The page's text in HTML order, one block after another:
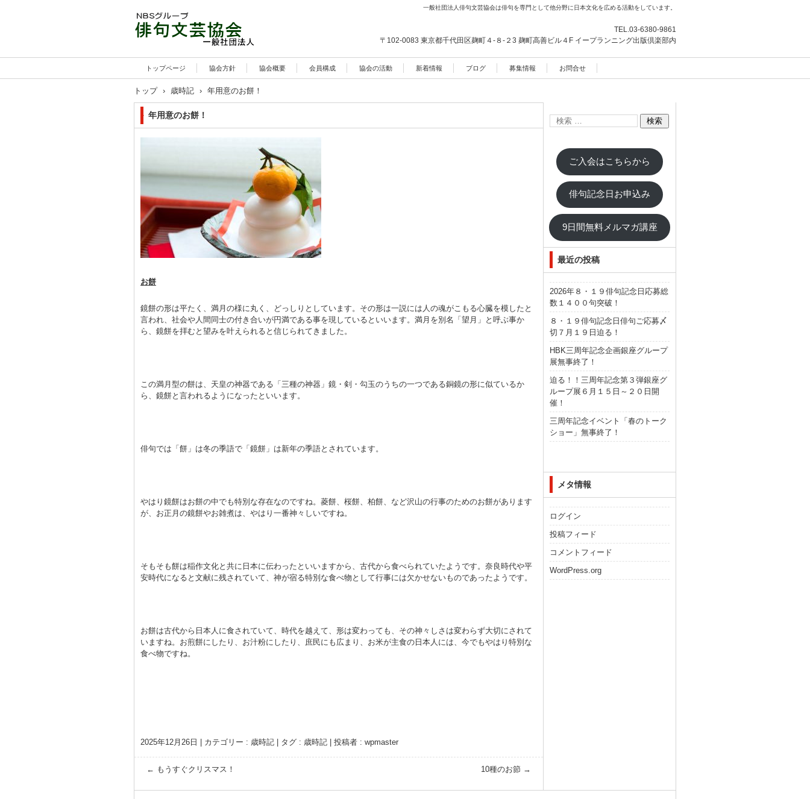
一般社団法人俳句文芸協会は俳句を専門として他分野に日本文化を広める活動をしています。
TEL.03-6380-9861
〒102-0083 東京都千代田区麹町４-８-２3 麹町高善ビル４F イープランニング出版倶楽部内
トップページ 協会方針 協会概要 会員構成 協会の活動 新着情報 ブログ 募集情報 お問合せ
トップ › 歳時記 › 年用意のお餅！
年用意のお餅！
お餅
鏡餅の形は平たく、満月の様に丸く、どっしりとしています。その形は一説には人の魂がこもる心臓を模したと
言われ、社会や人間同士の付き合いが円満である事を現しているといいます。満月を別名「望月」と呼ぶ事か
ら、鏡餅を拝むと望みを叶えられると信じられてきました。
この満月型の餅は、天皇の神器である「三種の神器」鏡・剣・勾玉のうちの一つである銅鏡の形に似ているか
ら、鏡餅と言われるようになったといいます。
俳句では「餅」は冬の季語で「鏡餅」は新年の季語とされています。
やはり鏡餅はお餅の中でも特別な存在なのですね。菱餅、桜餅、柏餅、など沢山の行事のためのお餅があります
が、お正月の鏡餅やお雑煮は、やはり一番神々しいですね。
そもそも餅は稲作文化と共に日本に伝わったといいますから、古代から食べられていたようです。奈良時代や平
安時代になると文献に残されていて、神が宿る特別な食べ物として行事には欠かせないものであったようです。
お餅は古代から日本人に食されていて、時代を越えて、形は変わっても、その神々しさは変わらず大切にされて
いますね。お煎餅にしたり、お汁粉にしたり、庶民にも広まり、お米が主食の日本人には、今でもやはり特別な
食べ物ですね。
2025年12月26日 カテゴリー : 歳時記 タグ : 歳時記 投稿者 : wpmaster
← もうすぐクリスマス！ 10種のお節 →
ご入会はこちらから
俳句記念日お申込み
9日間無料メルマガ講座
最近の投稿
2026年８・１９俳句記念日応募総
数１４００句突破！
８・１９俳句記念日俳句ご応募〆
切７月１９日迫る！
HBK三周年記念企画銀座グループ
展無事終了！
迫る！！三周年記念第３弾銀座グ
ループ展６月１５日～２０日開
催！
三周年記念イベント「春のトーク
ショー」無事終了！
メタ情報
ログイン
投稿フィード
コメントフィード
WordPress.org